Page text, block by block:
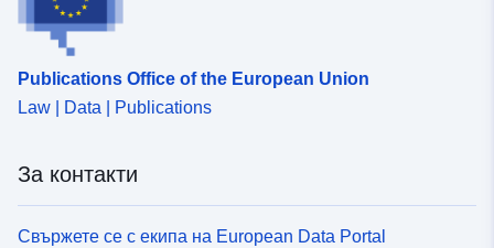
Publications Office of the European Union
Law | Data | Publications
За контакти
Свържете се с екипа на European Data Portal